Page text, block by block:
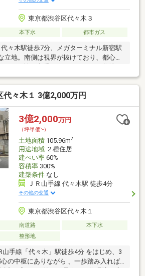
東京都渋谷区代々木３
本下水 都市ガス
代々木駅徒歩7分、メガターミナル新宿駅
立地。南側は視界が抜けており、都心な
代々木１ 3億2,000万円
3億2,000万円
（坪単価:-）
土地面積105.96m2
用途地域２種住居
建ぺい率60%
容積率300%
建築条件なし
ＪＲ山手線 代々木駅 徒歩4分
その他の交通
東京都渋谷区代々木１
南道路
本下水
整形地
手線「代々木」駅徒歩4分 をはじめ、3
の中枢にありながら 、一歩踏み入れば